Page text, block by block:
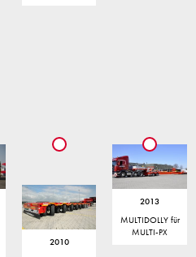
2010
2013
MULTIDOLLY für
MULTI-PX